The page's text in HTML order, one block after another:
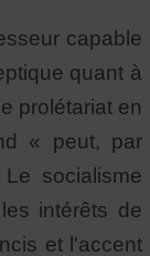
capable
quant à
prolétariat en
« peut, par
socialisme
intérêts de
et l'accent